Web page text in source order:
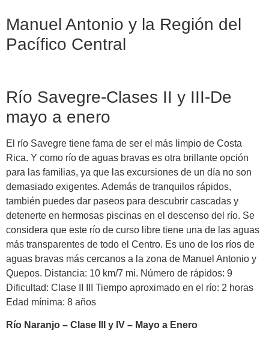
Manuel Antonio y la Región del
Pacífico Central
Río Savegre-Clases II y III-De
mayo a enero
El río Savegre tiene fama de ser el más limpio de Costa
Rica. Y como río de aguas bravas es otra brillante opción
para las familias, ya que las excursiones de un día no son
demasiado exigentes. Además de tranquilos rápidos,
también puedes dar paseos para descubrir cascadas y
detenerte en hermosas piscinas en el descenso del río. Se
considera que este río de curso libre tiene una de las aguas
más transparentes de todo el Centro. Es uno de los ríos de
aguas bravas más cercanos a la zona de Manuel Antonio y
Quepos. Distancia: 10 km/7 mi. Número de rápidos: 9
Dificultad: Clase II III Tiempo aproximado en el río: 2 horas
Edad mínima: 8 años
Río Naranjo – Clase III y IV – Mayo a Enero